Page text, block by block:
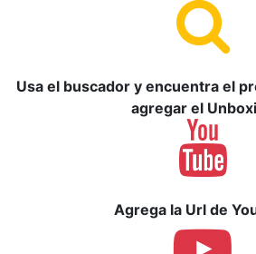
Usa el buscador y encuentra el
agregar el
Agrega la Url de